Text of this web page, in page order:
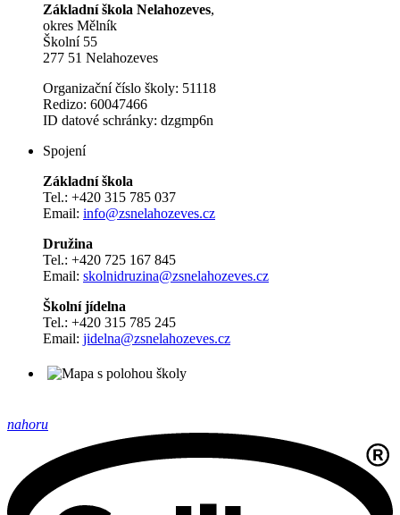
Základní škola Nelahozeves,
okres Mělník
Školní 55
277 51 Nelahozeves
Organizační číslo školy: 51118
Redizo: 60047466
ID datové schránky: dzgmp6n
Spojení
Základní škola
Tel.: +420 315 785 037
Email: info@zsnelahozeves.cz
Družina
Tel.: +420 725 167 845
Email: skolnidruzina@zsnelahozeves.cz
Školní jídelna
Tel.: +420 315 785 245
Email: jidelna@zsnelahozeves.cz
nahoru